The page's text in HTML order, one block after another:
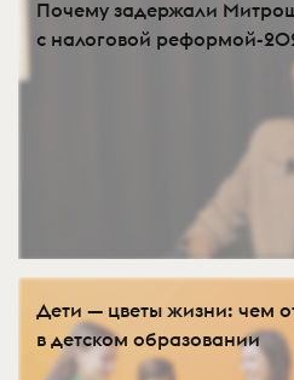
Почему задержали
с налоговой реформой-
Дети — цветы жизни: чем
в детском образовании